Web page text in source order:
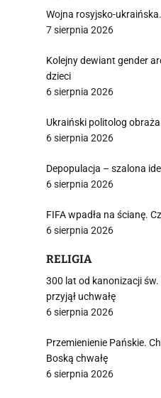
Wojna rosyjsko-
7 sierpnia 2026
Kolejny dewiant gender
dzieci
6 sierpnia 2026
Ukraiński politolog
6 sierpnia 2026
Depopulacja – szalona
6 sierpnia 2026
FIFA wpadła na ścianę.
6 sierpnia 2026
RELIGIA
300 lat od kanonizacji
przyjął uchwałę
6 sierpnia 2026
Przemienienie Pańskie.
Boską chwałę
6 sierpnia 2026